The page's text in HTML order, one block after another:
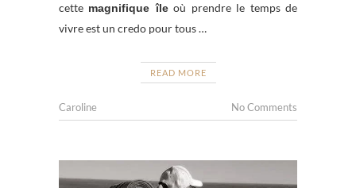
cette magnifique îleoù prendre le temps de
vivre est un credo pour tous …
READ MORE
Caroline No Comments